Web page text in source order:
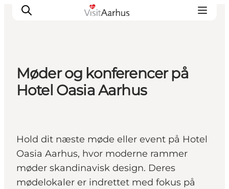
Oplevelser
Transport
Møder og konferencer på
Hotel Oasia Aarhus
Hold dit næste møde eller event på Hotel
Oasia Aarhus, hvor moderne rammer
møder skandinavisk design. Deres
mødelokaler er indrettet med fokus på